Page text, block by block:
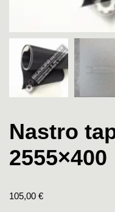
Nastro
2555×400
105,00 €